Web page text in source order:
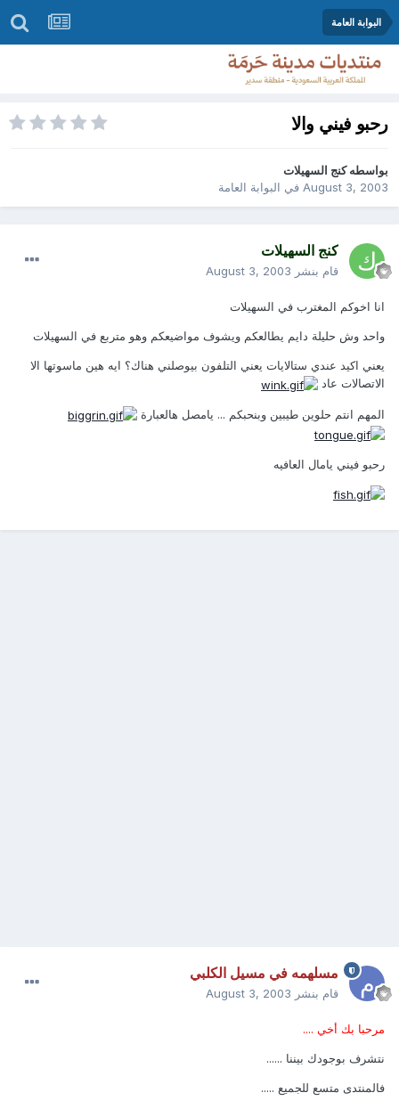
البوابة العامة
رحبو فيني والا
بواسطهكنج السهيلات
August 3, 2003في البوابة العامة
كنج السهيلات
قام بنشر August 3, 2003
انا اخوكم المغترب في السهيلات
واحد وش حليلة دايم يطالعكم ويشوف مواضيعكم وهو متربع في السهيلات
يعني اكيد عندي ستالايات يعني التلفون بيوصلني هناك؟ ايه هين ماسوتها الا
الاتصالات عاد
المهم انتم حلوين طيبين وبنحبكم ... يامصل هالعبارة
رحبو فيني يامال العافيه
مسلهمه في مسيل الكلبي
قام بنشر August 3, 2003
مرحبا بك أخي ....
نتشرف بوجودك بيننا ......
فالمنتدى متسع للجميع .....